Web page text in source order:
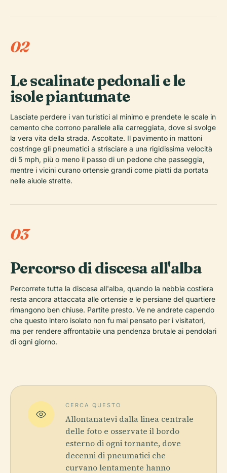
02
Le scalinate pedonali e le
isole piantumate
Lasciate perdere i van turistici al minimo e prendete le scale in
cemento che corrono parallele alla carreggiata, dove si svolge
la vera vita della strada. Ascoltate. Il pavimento in mattoni
costringe gli pneumatici a strisciare a una rigidissima velocità
di 5 mph, più o meno il passo di un pedone che passeggia,
mentre i vicini curano ortensie grandi come piatti da portata
nelle aiuole strette.
03
Percorso di discesa all'alba
Percorrete tutta la discesa all'alba, quando la nebbia costiera
resta ancora attaccata alle ortensie e le persiane del quartiere
rimangono ben chiuse. Partite presto. Ve ne andrete capendo
che questo intero isolato non fu mai pensato per i visitatori,
ma per rendere affrontabile una pendenza brutale ai pendolari
di ogni giorno.
CERCA QUESTO
Allontanatevi dalla linea centrale
delle foto e osservate il bordo
esterno di ogni tornante, dove
decenni di pneumatici che
curvano lentamente hanno